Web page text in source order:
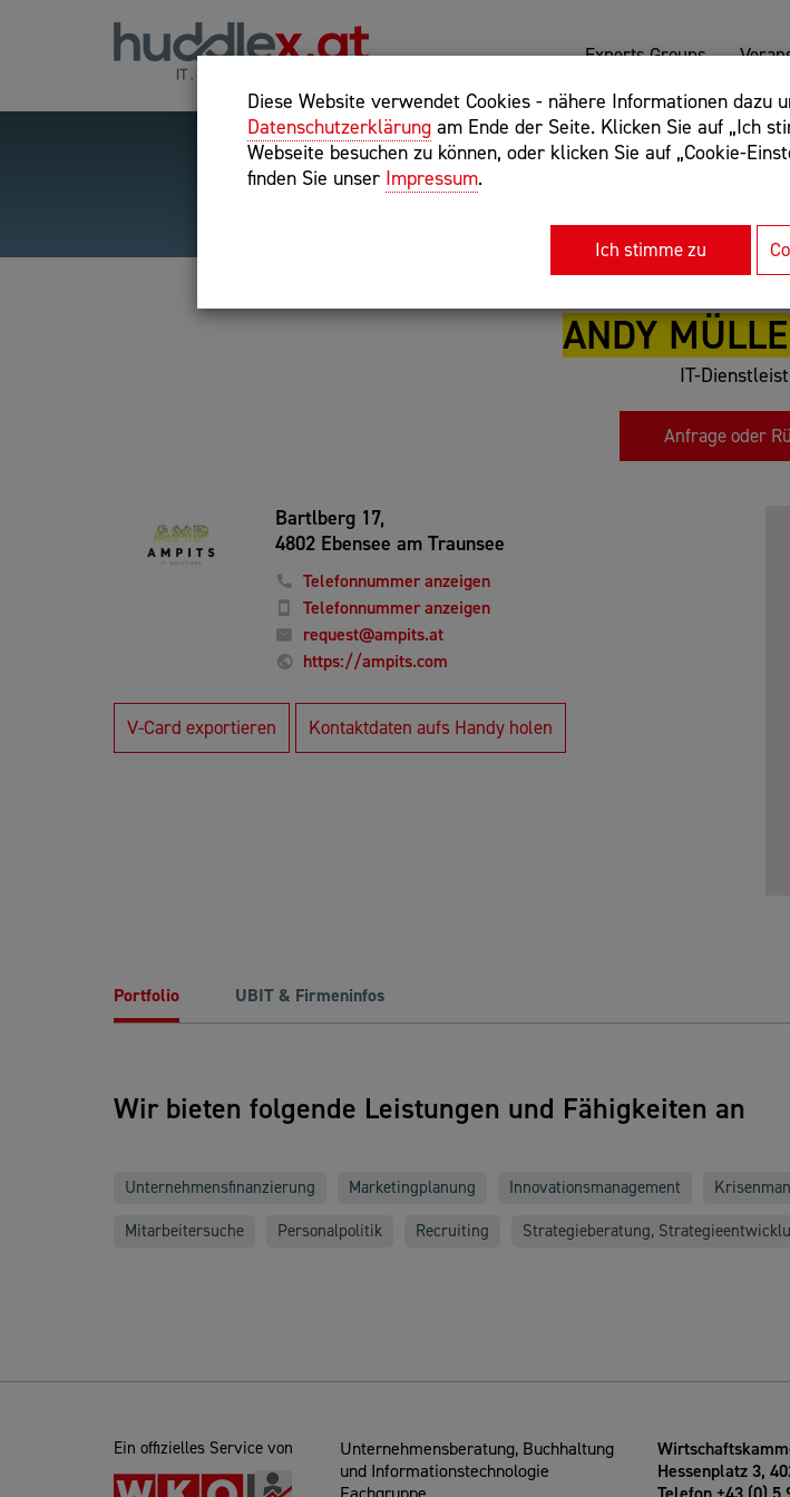
Diese Website verwendet Cookies - nähere Informationen dazu
Datenschutzerklärung am Ende der Seite. Klicken Sie auf „Ich
Webseite besuchen zu können, oder klicken Sie auf „Cookie-
finden Sie unser Impressum.
Ich stimme zu
Experts Groups
Hilfreiche Suchparameter: Begriff einschließen: +webshop,
Exakter Suchbegriff: "internet of things"
ANDY
IT-
Anfrage oder
Bartlberg 17,
4802 Ebensee am Traunsee
Telefonnummer anzeigen
Telefonnummer anzeigen
request@ampits.at
https://ampits.com
V-Card exportieren Kontaktdaten aufs Handy holen
Portfolio UBIT & Firmeninfos
Wir bieten folgende Leistungen und Fähigkeiten an
Unternehmensfinanzierung Marketingplanung Innovationsmanagement
Mitarbeitersuche
Personalpolitik Recruiting Strategieberatung,
Ein offizielles Service von
Unternehmensberatung, Buchhaltung
und Informationstechnologie
Hessenplatz 3,